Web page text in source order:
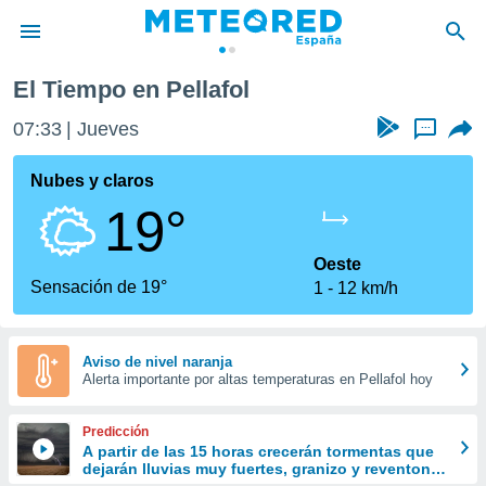
de
por
que se
calidad.
a este
las
y
forma
digital
basada
El Tiempo en Pellafol
07:33 Jueves ...
Nubes y claros
19°
Sensación de 19°
Oeste
1
12 km/h
Aviso de nivel naranja
Alerta importante por altas temperaturas en Pellafol hoy
Predicción
A partir de las 15 horas crecerán tormentas que
dejarán lluvias muy fuertes, granizo y reventones